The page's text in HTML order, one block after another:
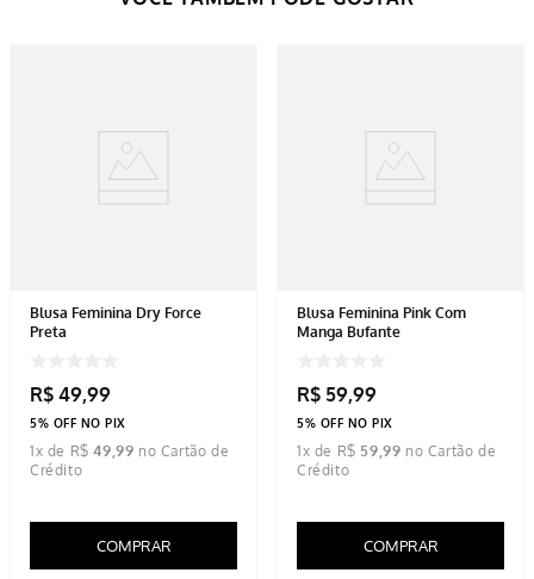
Blusa Feminina Dry Force
Preta
R$ 49,99
5% OFF NO PIX
1x de R$ 49,99
COMPRAR
Blusa Feminina Pink Com
Manga Bufante
R$ 59,99
5% OFF NO PIX
1x de R$ 59,99
COMPRAR